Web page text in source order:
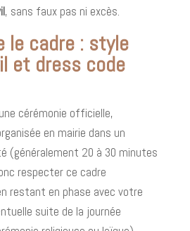
, sans faux pas ni excès.
le cadre : style
et dress code
cérémonie officielle,
en mairie dans un
(généralement 20 à 30 minutes
respecter ce cadre
restant en phase avec votre
suite de la journée